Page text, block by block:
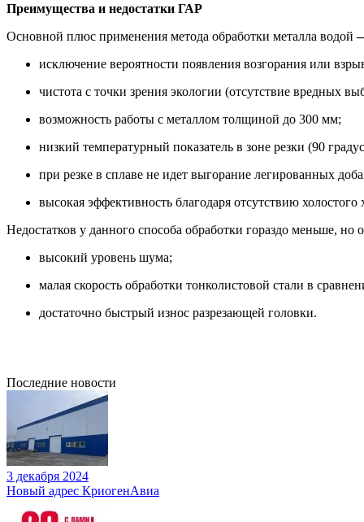
Преимущества и недостатки ГАР
Основной плюс применения метода обработки металла водой
исключение вероятности появления возгорания или
чистота с точки зрения экологии (отсутствие вредных
возможность работы с металлом толщиной до 300 мм;
низкий температурный показатель в зоне резки (90
при резке в сплаве не идет выгорание легированных
высокая эффективность благодаря отсутствию
Недостатков у данного способа обработки гораздо меньше,
высокий уровень шума;
малая скорость обработки тонколистовой стали в
достаточно быстрый износ разрезающей головки.
Последние новости
3 декабря 2024
Новый адрес КриогенАвиа